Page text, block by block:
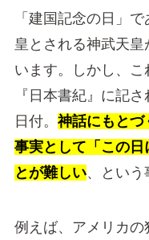
「建国記念の日」
皇とされる神武天
います。しかし、
『日本書紀』に記
日付。 神話にもとづ
事実として「この日
とが難しい、という
例えば、アメリカ